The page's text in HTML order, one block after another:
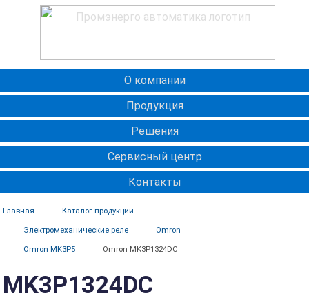
О компании
Продукция
Решения
Сервисный центр
Контакты
Главная Каталог продукции
Электромеханические реле Omron
Omron MK3P5 Omron MK3P1324DC
MK3P1324DC